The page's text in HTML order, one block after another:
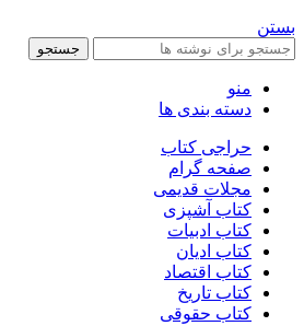
بستن
جستجو
منو
دسته بندی ها
حراجی کتاب
صفحه گرام
مجلات قدیمی
کتاب آشپزی
کتاب ادبیات
کتاب ادیان
کتاب اقتصاد
کتاب تاریخ
کتاب حقوقی